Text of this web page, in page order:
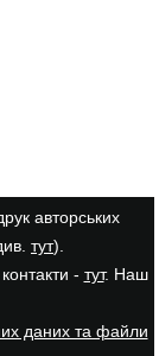
авторських
тут).
- тут. Наш
даних та файли